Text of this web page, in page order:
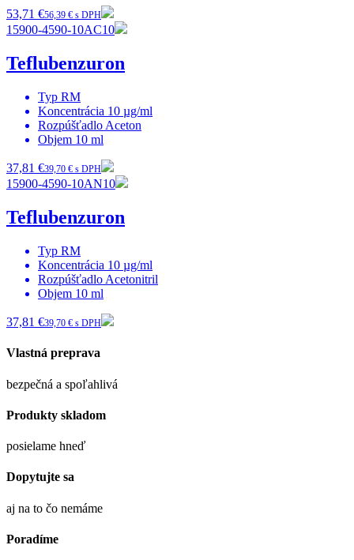
53,71 €56,39 € s DPH
15900-4590-10AC10
Teflubenzuron
Typ RM
Koncentrácia 10 µg/ml
Rozpúšťadlo Aceton
Objem 10 ml
37,81 €39,70 € s DPH
15900-4590-10AN10
Teflubenzuron
Typ RM
Koncentrácia 10 µg/ml
Rozpúšťadlo Acetonitril
Objem 10 ml
37,81 €39,70 € s DPH
Vlastná preprava
bezpečná a spoľahlivá
Produkty skladom
posielame hneď
Dopytujte sa
aj na to čo nemáme
Poradíme